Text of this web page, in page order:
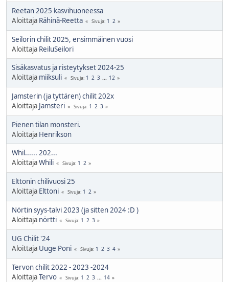
Reetan 2025 kasvihuoneessa
Aloittaja Rähinä-Reetta Sivuja 1 2
Seilorin chilit 2025, ensimmäinen vuosi
Aloittaja ReiluSeilori
Sisäkasvatus ja risteytykset 2024-25
Aloittaja miiksuli Sivuja 1 2 3 ... 12
Jamsterin (ja tyttären) chilit 202x
Aloittaja Jamsteri Sivuja 1 2 3
Pienen tilan monsteri.
Aloittaja Henrikson
Whil...... 202...
AloittajaWhili Sivuja 1 2
Elttonin chilivuosi 25
Aloittaja Elttoni Sivuja 1 2
Nörtin syys-talvi 2023 (ja sitten 2024 :D )
Aloittaja nörtti Sivuja 1 2 3
UG Chilit '24
Aloittaja Uuge Poni Sivuja 1 2 3 4
Tervon chilit 2022 - 2023 -2024
AloittajaTervo Sivuja 1 2 3 ... 14